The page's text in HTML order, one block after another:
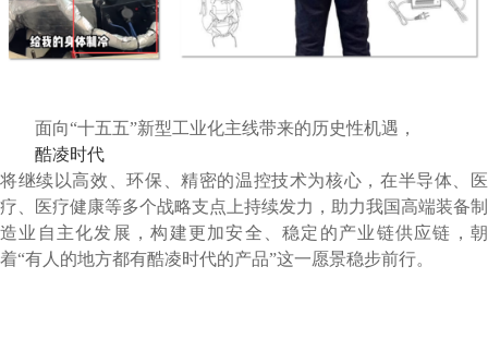
面向“十五五”新型工业化主线带来的历史性机遇，
酷凌时代
将继续以高效、环保、精密的温控技术为核心，在半导体、医
疗、医疗健康等多个战略支点上持续发力，助力我国高端装备制
造业自主化发展，构建更加安全、稳定的产业链供应链，朝
着“有人的地方都有酷凌时代的产品”这一愿景稳步前行。